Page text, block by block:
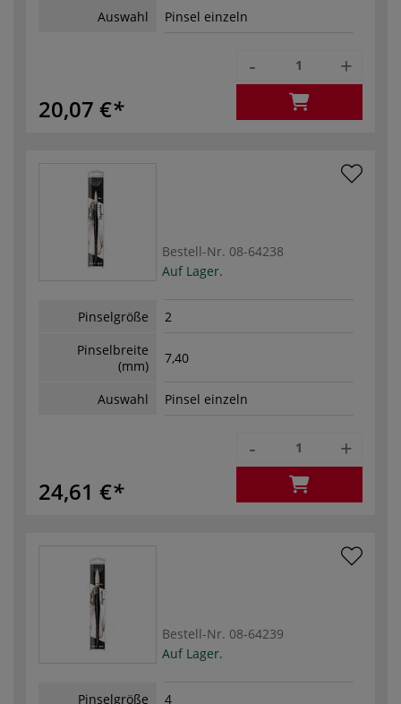
Auswahl Pinsel einzeln
20,07 €
- +
Bestell-Nr. 08-64238
Auf Lager.
Pinselgröße
2
Pinselbreite
(mm)
7,40
Auswahl Pinsel einzeln
24,61 €
- +
Bestell-Nr. 08-64239
Auf Lager.
Pinselgröße
4